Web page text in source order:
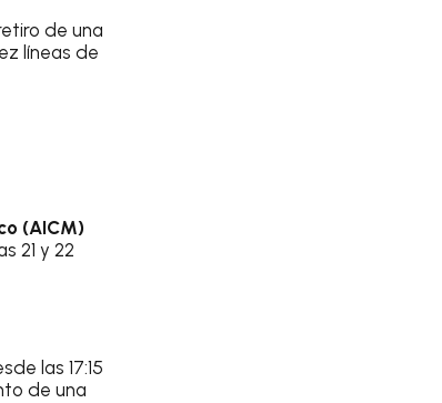
de una
líneas de
(AICM)
21 y 22
las 17:15
de una